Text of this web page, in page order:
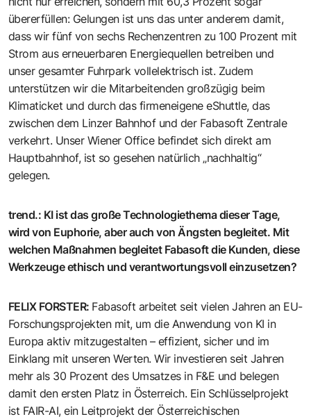
übererfüllen: Gelungen ist uns das unter anderem damit,
dass wir fünf von sechs Rechenzentren zu 100 Prozent mit
Strom aus erneuerbaren Energiequellen betreiben und
unser gesamter Fuhrpark vollelektrisch ist. Zudem
unterstützen wir die Mitarbeitenden großzügig beim
Klimaticket und durch das firmeneigene eShuttle, das
zwischen dem Linzer Bahnhof und der Fabasoft Zentrale
verkehrt. Unser Wiener Office befindet sich direkt am
Hauptbahnhof, ist so gesehen natürlich „nachhaltig“
gelegen.
trend.: KI ist das große Technologiethema dieser Tage,
wird von Euphorie, aber auch von Ängsten begleitet. Mit
welchen Maßnahmen begleitet Fabasoft die Kunden, diese
Werkzeuge ethisch und verantwortungsvoll einzusetzen?
FELIX FORSTER: Fabasoft arbeitet seit vielen Jahren an EU-
Forschungsprojekten mit, um die Anwendung von KI in
Europa aktiv mitzugestalten – effizient, sicher und im
Einklang mit unseren Werten. Wir investieren seit Jahren
mehr als 30 Prozent des Umsatzes in F&E und belegen
damit den ersten Platz in Österreich. Ein Schlüsselprojekt
ist FAIR-AI, ein Leitprojekt der Österreichischen